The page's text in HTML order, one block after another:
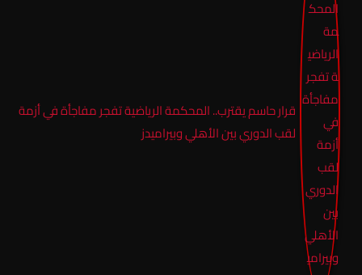
قرار حاسم يقترب.. المحكمة الرياضية تفجر مفاجأة في أزمة
لقب الدوري بين الأهلي وبيراميدز